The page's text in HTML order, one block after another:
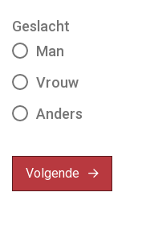
Geslacht
Man
Vrouw
Anders
Volgende